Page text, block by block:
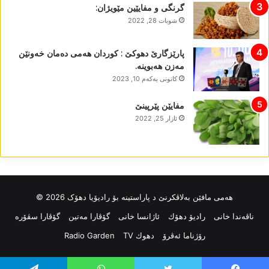
گرنگی و مفایێین مێویژان:
شوبات 28, 2022
پارێزگارێ دھوکێ : کوردان ھەمی دەمان خەونێن
مەزن ھەبوینە.
كانونی یه‌كه‌م 10, 2023
مفایێن پێرپینێ
ئازار 25, 2022
ھەمی مافێن بەلاڤکرنێ د پاراستینە بۆ رادیۆیا دھۆک 2026 ©
ناڤه‌ندا خانی
رادیۆ دهۆك ئاژانسا خانی گۆڤارا مەتین
گۆڤارا سڤۆرە
رۆژناما ئەڤرۆ
دهوك TV Radio Garden